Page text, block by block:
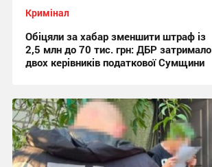
Кримінал
Обіцяли за хабар зменшити штраф із
2,5 млн до 70 тис. грн: ДБР затримало
двох керівників податкової Сумщини
17:42 сьогодні